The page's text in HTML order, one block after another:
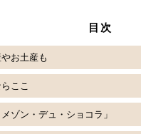
目次
お土産も
ここ
ゾン・デュ・ショコラ」